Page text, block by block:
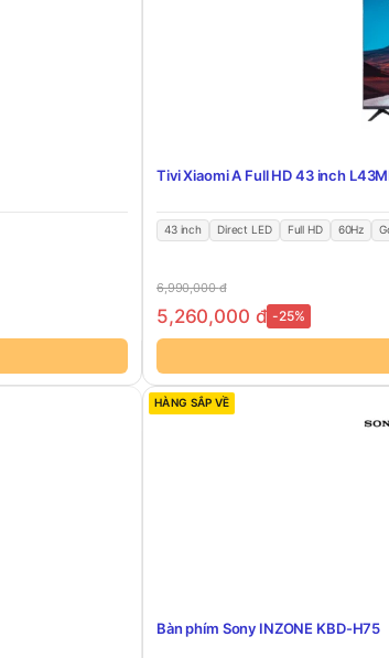
Tivi Xiaomi A Full HD 43 inch
43 inch Direct LED Full HD 60Hz
6,990,000đ
5,260,000 đ -25%
HÀNG SẮP VỀ
Bàn phím Sony INZONE KBD-H75